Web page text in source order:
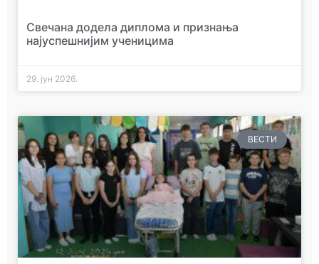
Свечана додела диплома и признања
најуспешнијим ученицима
29. јун 2026.
ВЕСТИ